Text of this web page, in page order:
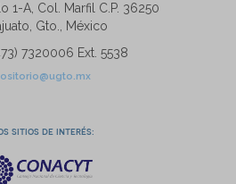
1-A, Col. Marfil C.P. 36250
Gto., México
7320006 Ext. 5538
sitios de interés: